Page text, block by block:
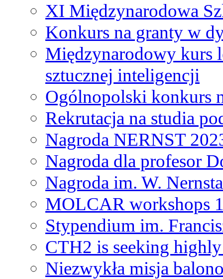
XI Międzynarodowa
Konkurs na granty w
Międzynarodowy kurs
sztucznej inteligencji
Ogólnopolski konkurs
Rekrutacja na studia
Nagroda NERNST
Nagroda dla profesor
Nagroda im. W.
MOLCAR workshops
Stypendium im.
CTH2 is seeking
Niezwykła misja